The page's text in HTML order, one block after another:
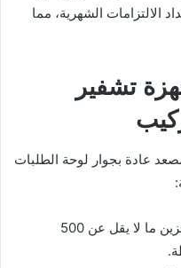
الالتزامات الشهرية، مما
تشفير
عادة بجوار لوحة الطلبات
أن يدعم الجهاز تخزين ما لا يقل عن 500